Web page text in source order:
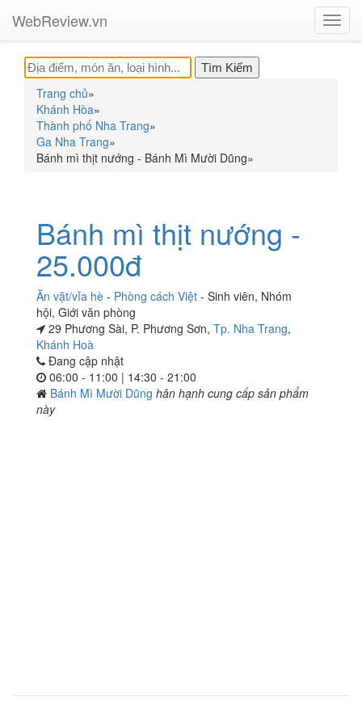
WebReview.vn
Trang chủ»
Khánh Hòa»
Thành phố Nha Trang»
Ga Nha Trang»
Bánh mì thịt nướng - Bánh Mì Mười Dũng»
Bánh mì thịt nướng -
25.000đ
Ăn vặt/vỉa hè - Phòng cách Việt - Sinh viên, Nhóm
hội, Giới văn phòng
29 Phương Sài, P. Phương Sơn, Tp. Nha Trang,
Khánh Hoà
Đang cập nhật
06:00 - 11:00 | 14:30 - 21:00
Bánh Mì Mười Dũng hân hạnh cung cấp sản phẩm
này